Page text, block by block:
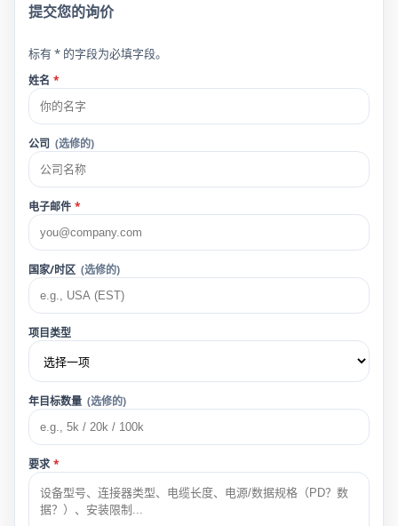
提交您的询价
标有 * 的字段为必填字段。
姓名 *
公司 (选修的)
电子邮件 *
国家/时区 (选修的)
项目类型
年目标数量 (选修的)
要求 *